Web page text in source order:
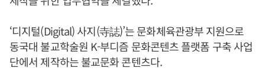
‘디지털(Digital) 사지(寺誌)’는 문화체육관광부 지원으로
동국대 불교학술원 K-부디즘 문화콘텐츠 플랫폼 구축 사업
단에서 제작하는 불교문화 콘텐츠다.